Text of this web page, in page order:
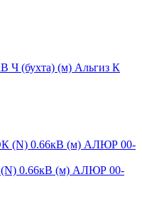
Ч (бухта) (м) Альгиз К
0.66кВ (м) АЛЮР 00-